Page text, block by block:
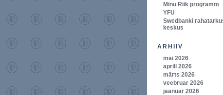
Minu Riik programm
YFU
Swedbanki
keskus
ARHIIV
mai 2026
aprill 2026
märts 2026
veebruar 2026
jaanuar 2026